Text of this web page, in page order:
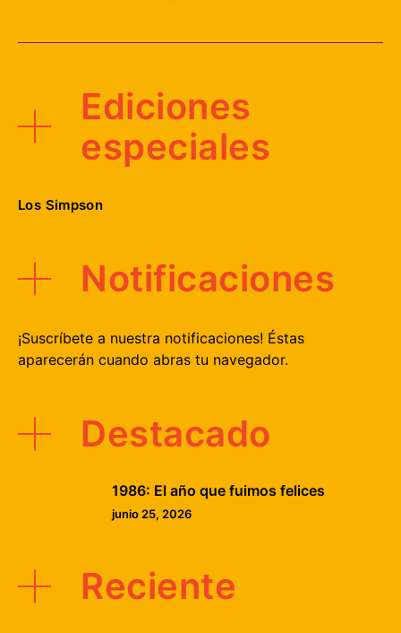
Ediciones
especiales
Los Simpson
Notificaciones
¡Suscríbete a nuestra notificaciones! Éstas
aparecerán cuando abras tu navegador.
Destacado
1986: El año que fuimos felices
junio 25, 2026
Reciente